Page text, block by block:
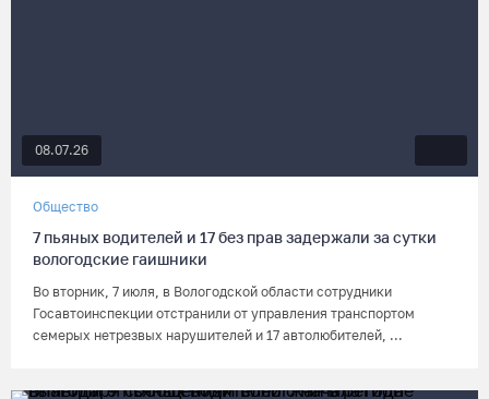
08.07.26
Общество
7 пьяных водителей и 17 без прав задержали за сутки
вологодские гаишники
Во вторник, 7 июля, в Вологодской области сотрудники
Госавтоинспекции отстранили от управления транспортом
семерых нетрезвых нарушителей и 17 автолюбителей, ...